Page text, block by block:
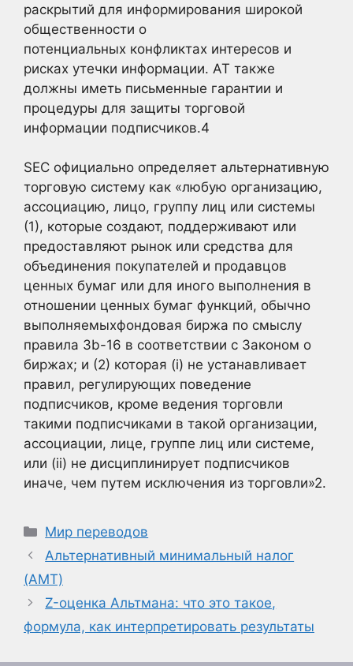
раскрытий для информирования широкой
общественности о
потенциальных конфликтах интересов и
рисках утечки информации. AT также
должны иметь письменные гарантии и
процедуры для защиты торговой
информации подписчиков.4
SEC официально определяет альтернативную
торговую систему как «любую организацию,
ассоциацию, лицо, группу лиц или системы
(1), которые создают, поддерживают или
предоставляют рынок или средства для
объединения покупателей и продавцов
ценных бумаг или для иного выполнения в
отношении ценных бумаг функций, обычно
выполняемыхфондовая биржа по смыслу
правила 3b-16 в соответствии с Законом о
биржах; и (2) которая (i) не устанавливает
правил, регулирующих поведение
подписчиков, кроме ведения торговли
такими подписчиками в такой организации,
ассоциации, лице, группе лиц или системе,
или (ii) не дисциплинирует подписчиков
иначе, чем путем исключения из торговли»2.
Рубрики
Мир переводов
Альтернативный минимальный налог
(AMT)
Z-оценка Альтмана: что это такое,
формула, как интерпретировать результаты